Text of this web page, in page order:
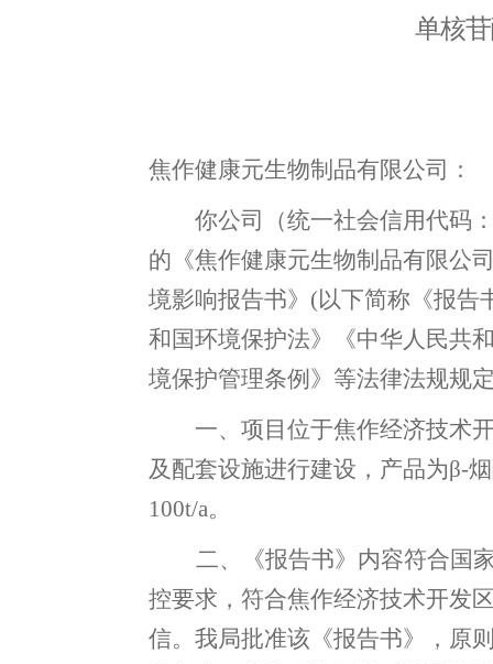
单核
焦作健康元生物制品有限公司 ：
你公司
（统一社会信用代码
的《焦作健康元生物制品有限公
境影响报告书》 (以下简称《报告
和国环境保护法》《中华人民共
境保护管理条例》等法律法规规
一、 项目位于焦作经济技术
及配套设施进行建设 ， 产品为β-
100t/a。
二、《报告书》内容符合国
控要求 ， 符合焦作经济技术开发
信。 我局批准该《报告书》，原